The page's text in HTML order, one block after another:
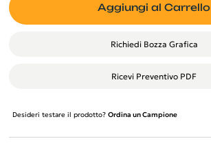
Aggiungi al Carrello
Richiedi Bozza Grafica
Ricevi Preventivo PDF
Desideri testare il prodotto? Ordina un Campione